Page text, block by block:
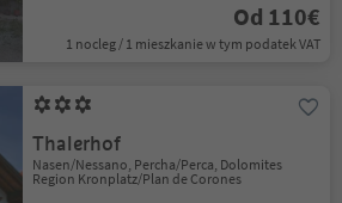
Od 110€
1 nocleg / 1 mieszkanie w tym podatek VAT
Thalerhof
Nasen/Nessano, Percha/Perca, Dolomites
Region Kronplatz/Plan de Corones